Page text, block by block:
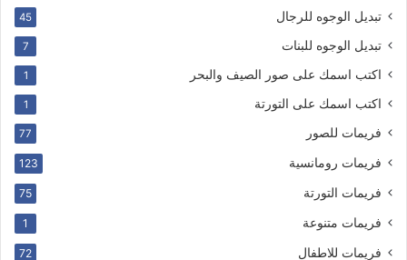
تبديل الوجوه للرجال 45
تبديل الوجوه للبنات 7
اكتب اسمك على صور الصيف والبحر 1
اكتب اسمك على التورتة 1
فريمات للصور 77
فريمات رومانسية 123
فريمات التورتة 75
فريمات متنوعة 1
فريمات للاطفال 72